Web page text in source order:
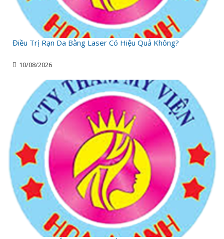
Điều Trị Rạn Da Bằng Laser Có Hiệu Quả Không?
10/08/2026